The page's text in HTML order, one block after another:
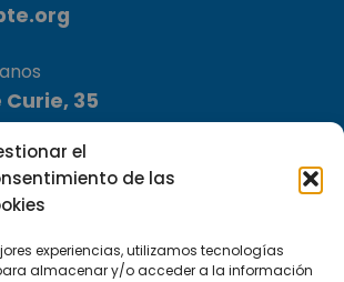
el
de las
experiencias, utilizamos tecnologías
almacenar y/o acceder a la información
35
Málaga